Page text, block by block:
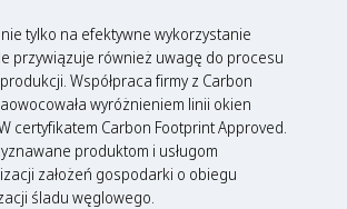
tylko na efektywne wykorzystanie
przywiązuje również uwagę do procesu
Współpraca firmy z Carbon
wyróżnieniem linii okien
certyfikatem Carbon Footprint Approved.
produktom i usługom
założeń gospodarki o obiegu
śladu węglowego.